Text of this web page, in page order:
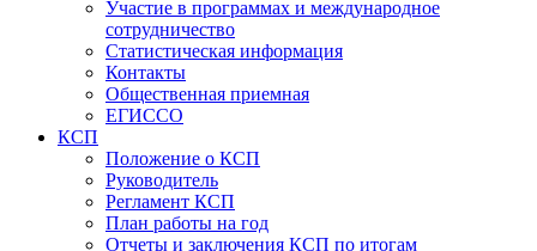
Участие в программах и международное
сотрудничество
Статистическая информация
Контакты
Общественная приемная
ЕГИССО
КСП
Положение о КСП
Руководитель
Регламент КСП
План работы на год
Отчеты и заключения КСП по итогам